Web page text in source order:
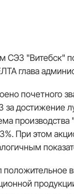
СЭЗ "Витебск"
глава
почетного
достижение
производства
При этом
положительное